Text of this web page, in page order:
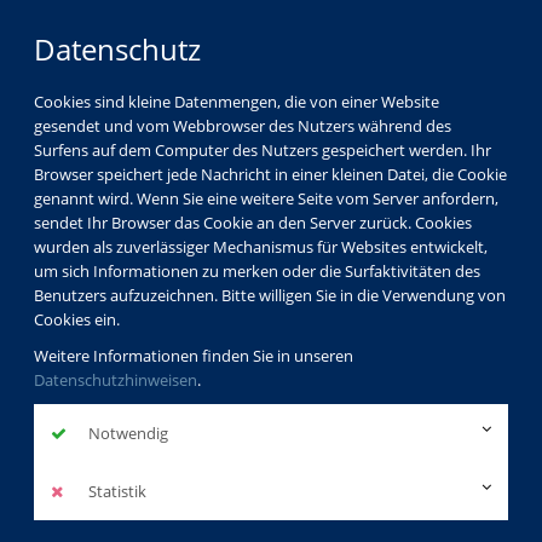
Datenschutz
Cookies sind kleine Datenmengen, die von einer Website
gesendet und vom Webbrowser des Nutzers während des
Surfens auf dem Computer des Nutzers gespeichert werden. Ihr
Browser speichert jede Nachricht in einer kleinen Datei, die Cookie
genannt wird. Wenn Sie eine weitere Seite vom Server anfordern,
sendet Ihr Browser das Cookie an den Server zurück. Cookies
wurden als zuverlässiger Mechanismus für Websites entwickelt,
um sich Informationen zu merken oder die Surfaktivitäten des
Benutzers aufzuzeichnen. Bitte willigen Sie in die Verwendung von
Cookies ein.
Weitere Informationen finden Sie in unseren
Datenschutzhinweisen.
Notwendig
Statistik